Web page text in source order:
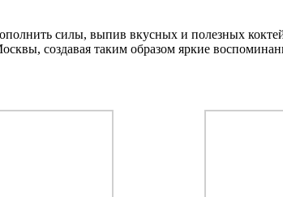
силы, выпив вкусных и полезных
создавая таким образом яркие